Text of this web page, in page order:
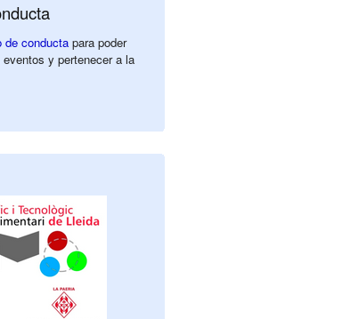
de conducta para poder
y pertenecer a la